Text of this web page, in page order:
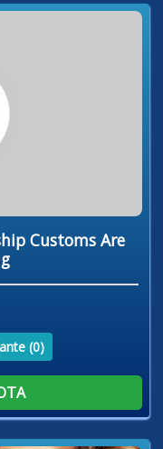
Customs Are
(0)